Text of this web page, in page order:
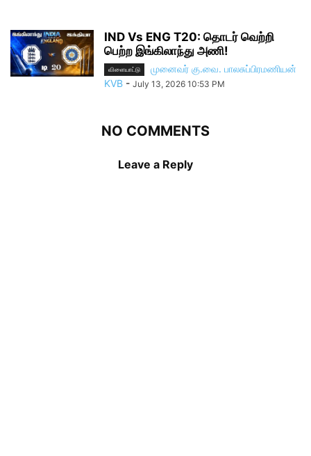
IND Vs ENG T20: தொடர் வெற்றி
பெற்ற இங்கிலாந்து அணி!
விளையாட்டு
முனைவர் கு.வை. பாலசுப்பிரமணியன்
KVB - July 13, 2026 10:53 PM
NO COMMENTS
Leave a Reply